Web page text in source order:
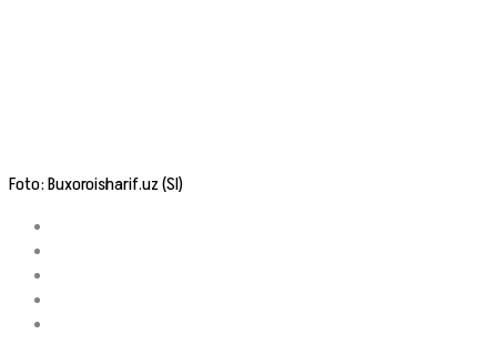
Foto: Buxoroisharif.uz (SI)